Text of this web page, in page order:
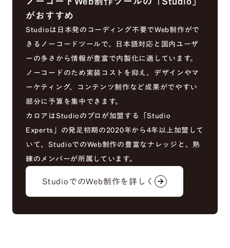
がおすすめ
Studioは日本発のコーディング不要でWeb制作がで
きるノーコードツールで、日本語対応と国内ユーザ
ーの多さから情報が豊富で内製化に適しています。
ノーコードのため実装コストを抑え、デザインやマ
ーケティング、コンテンツ制作など成果がでやすい
部分に予算を集中できます。
カロアはStudioのプロが加盟する「Studio
Experts」の発足初期の2020年から4年以上加盟して
いて、StudioでのWeb制作の豊富なナレッジと、熟
練のメンバーが所属しています。
StudioでのWeb制作を詳しく arrow_forward
arrow_forward